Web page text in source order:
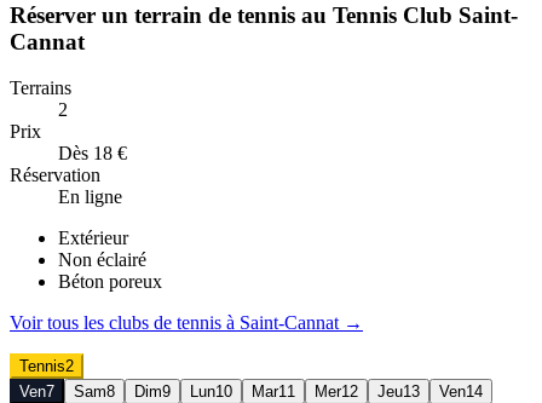
Réserver un terrain de tennis au Tennis Club Saint-
Cannat
Terrains
2
Prix
Dès 18 €
Réservation
En ligne
Extérieur
Non éclairé
Béton poreux
Voir tous les clubs de tennis à Saint-Cannat →
Tennis2
Ven7 Sam8 Dim9 Lun10 Mar11 Mer12 Jeu13 Ven14